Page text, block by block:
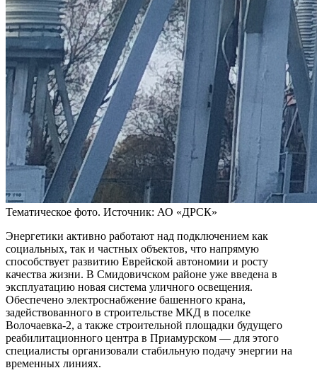
Тематическое фото. Источник: АО «ДРСК»
Энергетики активно работают над подключением как
социальных, так и частных объектов, что напрямую
способствует развитию Еврейской автономии и росту
качества жизни. В Смидовичском районе уже введена в
эксплуатацию новая система уличного освещения.
Обеспечено электроснабжение башенного крана,
задействованного в строительстве МКД в поселке
Волочаевка-2, а также строительной площадки будущего
реабилитационного центра в Приамурском — для этого
специалисты организовали стабильную подачу энергии на
временных линиях.